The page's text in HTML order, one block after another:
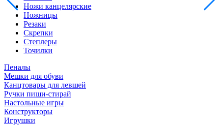
Ножи канцелярские
Ножницы
Резаки
Скрепки
Степлеры
Точилки
Пеналы
Мешки для обуви
Канцтовары для левшей
Ручки пиши-стирай
Настольные игры
Конструкторы
Игрушки